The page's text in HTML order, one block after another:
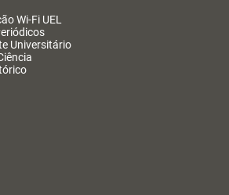
Wi-Fi UEL
Universitário